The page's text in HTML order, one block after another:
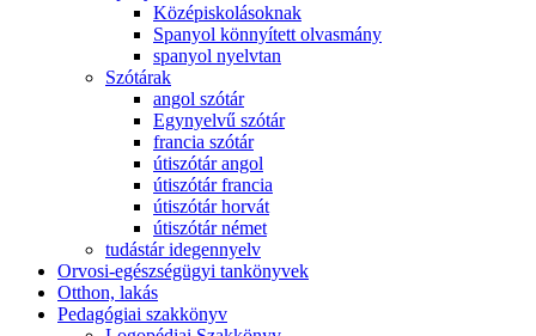
Középiskolásoknak
Spanyol könnyített olvasmány
spanyol nyelvtan
Szótárak
angol szótár
Egynyelvű szótár
francia szótár
útiszótár angol
útiszótár francia
útiszótár horvát
útiszótár német
tudástár idegennyelv
Orvosi-egészségügyi tankönyvek
Otthon, lakás
Pedagógiai szakkönyv